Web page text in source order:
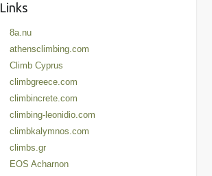
Links
8a.nu
athensclimbing.com
Climb Cyprus
climbgreece.com
climbincrete.com
climbing-leonidio.com
climbkalymnos.com
climbs.gr
EOS Acharnon